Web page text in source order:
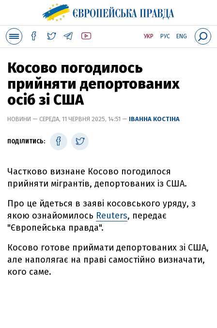
УКР РУС ENG
Косово погодилось
прийняти депортованих
осіб зі США
НОВИНИ — СЕРЕДА, 11 ЧЕРВНЯ 2025, 14:51 — ІВАННА КОСТІНА
ПОДІЛИТИСЬ:
Частково визнане Косово погодилося
прийняти мігрантів, депортованих із США.
Про це йдеться в заяві косовського уряду, з
якою ознайомилось Reuters, передає
"Європейська правда".
Косово готове приймати депортованих зі США,
але наполягає на праві самостійно визначати,
кого саме.